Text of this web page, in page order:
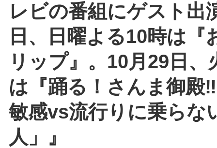
レビの番組にゲスト出
日、日曜よる10時は『
リップ』。10月29日、
は『踊る！さんま御殿
敏感vs流行りに乗らな
人」』